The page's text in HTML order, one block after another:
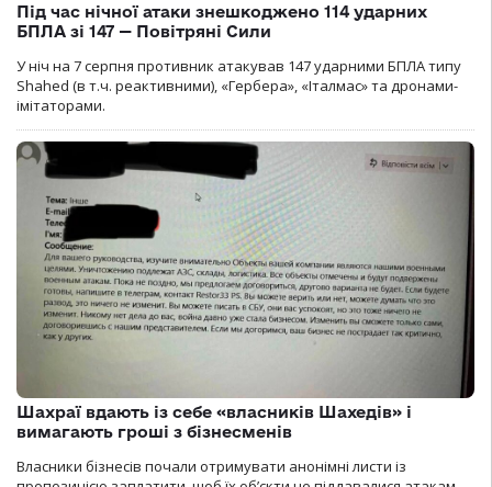
Під час нічної атаки знешкоджено 114 ударних
БПЛА зі 147 — Повітряні Сили
У ніч на 7 серпня противник атакував 147 ударними БПЛА типу
Shahed (в т.ч. реактивними), «Гербера», «Італмас» та дронами-
імітаторами.
Шахраї вдають із себе «власників Шахедів» і
вимагають гроші з бізнесменів
Власники бізнесів почали отримувати анонімні листи із